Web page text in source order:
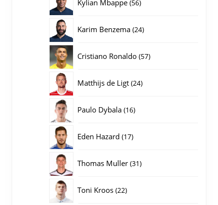
Kylian Mbappe 56
Karim Benzema 2424
Cristiano Ronaldo 5757
Matthijs de Ligt 2424
Paulo Dybala 1616
Eden Hazard 1717
Thomas Muller 3131
Toni Kroos 2222